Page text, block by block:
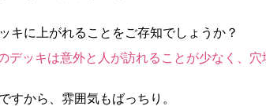
キに上がれることをご存知でしょうか？
デッキは意外と人が訪れることが少なく、穴
すから、雰囲気もばっちり。